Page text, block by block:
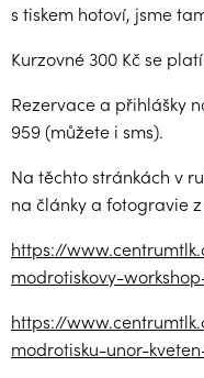
s tiskem hotoví, jsme
Kurzovné 300 Kč se
Rezervace a přihlášky
959 (můžete i sms).
Na těchto stránkách v
na články a fotogravie
https://
modrotiskovy-
https://
modrotisku-unor-